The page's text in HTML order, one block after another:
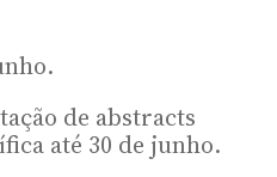
de abstracts
até 30 de junho.